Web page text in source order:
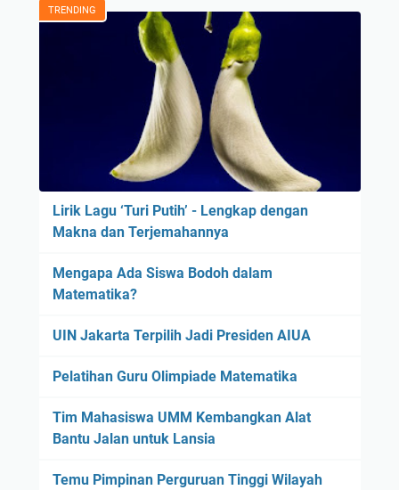
TRENDING
Lirik Lagu ‘Turi Putih’ - Lengkap dengan
Makna dan Terjemahannya
Mengapa Ada Siswa Bodoh dalam
Matematika?
UIN Jakarta Terpilih Jadi Presiden AIUA
Pelatihan Guru Olimpiade Matematika
Tim Mahasiswa UMM Kembangkan Alat
Bantu Jalan untuk Lansia
Temu Pimpinan Perguruan Tinggi Wilayah